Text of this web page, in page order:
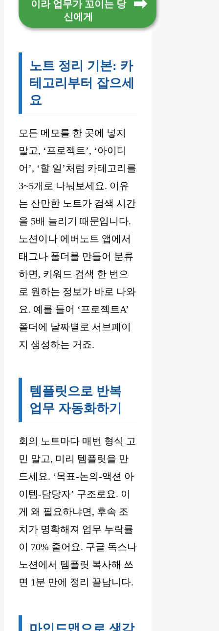
이라 업무가 꼬이는 당
신에게
노트 정리 기본: 카
테고리부터 잡으세
요
모든 메모를 한 곳에 넣지
말고, ‘프로젝트’, ‘아이디
어’, ‘할 일’처럼 카테고리를
3~5개로 나눠보세요. 이유
는 산만한 노트가 검색 시간
을 5배 늘리기 때문입니다.
노션이나 에버노트 앱에서
태그나 폴더를 만들어 분류
하면, 키워드 검색 한 번으
로 원하는 정보가 바로 나와
요. 예를 들어 ‘프로젝트A’
폴더에 날짜별로 서브페이
지 생성하는 거죠.
템플릿으로 반복
업무 자동화하기
회의 노트마다 매번 형식 고
민 말고, 미리 템플릿을 만
드세요. ‘목표-논의-액션 아
이템-담당자’ 구조로요. 이
게 왜 필요하냐면, 후속 조
치가 명확해져 업무 누락률
이 70% 줄어요. 구글 독스나
노션에서 템플릿 복사해 쓰
면 1분 만에 정리 끝납니다.